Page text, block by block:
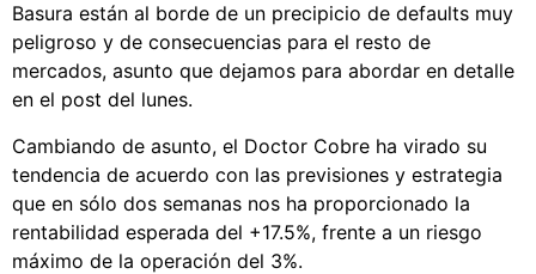
Basura están al borde de un precipicio de defaults muy
peligroso y de consecuencias para el resto de
mercados, asunto que dejamos para abordar en detalle
en el post del lunes.
Cambiando de asunto, el Doctor Cobre ha virado su
tendencia de acuerdo con las previsiones y estrategia
que en sólo dos semanas nos ha proporcionado la
rentabilidad esperada del +17.5%, frente a un riesgo
máximo de la operación del 3%.